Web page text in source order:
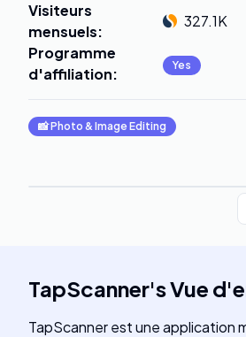
Visiteurs
mensuels:
327.1K
Programme
d'affiliation: Yes
📸Photo & Image Editing
TapScanner'sVue
TapScanner est une application